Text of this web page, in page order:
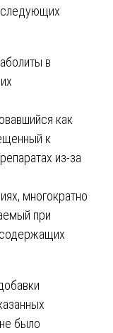
следующих
в
как
к
из-за
многократно
при
было